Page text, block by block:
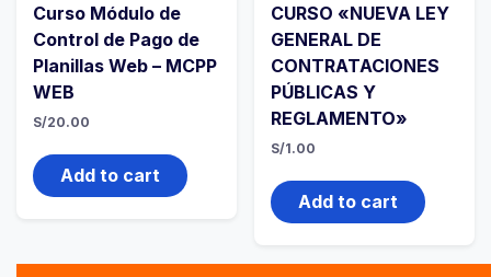
Curso Módulo de
Control de Pago de
Planillas Web – MCPP
WEB
S/20.00
Add to cart
CURSO «NUEVA LEY
GENERAL DE
CONTRATACIONES
PÚBLICAS Y
REGLAMENTO»
S/1.00
Add to cart